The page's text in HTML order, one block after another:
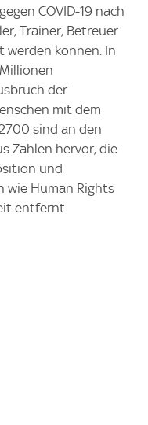
COVID-19 nach
Trainer, Betreuer
werden können. In
der
mit dem
sind an den
Zahlen hervor, die
und
wie Human Rights
entfernt